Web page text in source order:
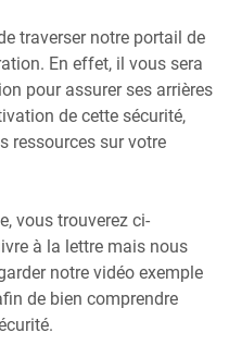
traverser notre portail de
En effet, il vous sera
pour assurer ses arrières
de cette sécurité,
ressources sur votre
vous trouverez ci-
à la lettre mais nous
notre vidéo exemple
de bien comprendre